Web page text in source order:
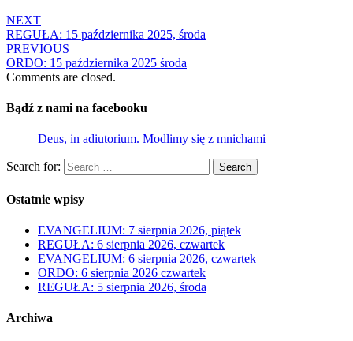
NEXT
REGUŁA: 15 października 2025, środa
PREVIOUS
ORDO: 15 października 2025 środa
Comments are closed.
Bądź z nami na facebooku
Deus, in adiutorium. Modlimy się z mnichami
Search for: Search
Ostatnie wpisy
EVANGELIUM: 7 sierpnia 2026, piątek
REGUŁA: 6 sierpnia 2026, czwartek
EVANGELIUM: 6 sierpnia 2026, czwartek
ORDO: 6 sierpnia 2026 czwartek
REGUŁA: 5 sierpnia 2026, środa
Archiwa